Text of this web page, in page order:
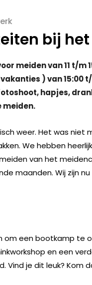
bij
meiden van 11 t/
) van 15:00
hapjes,
meiden.
weer. Het was niet
We hebben
van het
maanden. Wij zijn
om een bootkamp te
en een
Vind je dit leuk? Kom